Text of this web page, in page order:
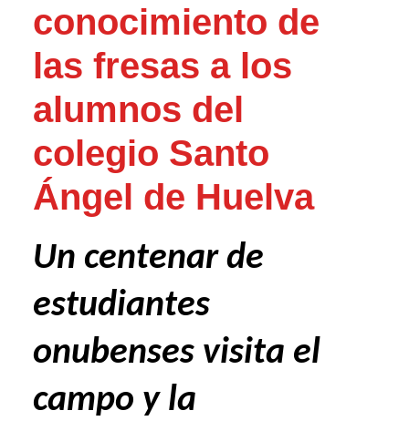
conocimiento de
las fresas a los
alumnos del
colegio Santo
Ángel de Huelva
Un centenar de
estudiantes
onubenses visita el
campo y la